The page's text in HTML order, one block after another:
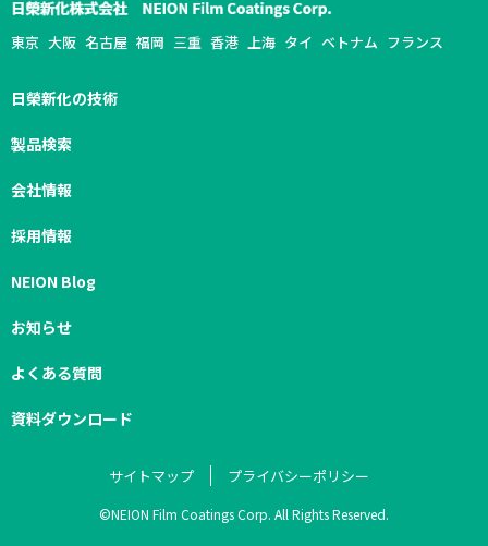
東京 大阪 名古屋 福岡 三重 香港 上海 タイ ベトナム フランス
日榮新化の技術
製品検索
会社情報
採用情報
NEION Blog
お知らせ
よくある質問
資料ダウンロード
サイトマップ プライバシーポリシー
©NEION Film Coatings Corp. All Rights Reserved.